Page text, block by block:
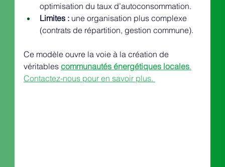
optimisation du taux d’autoconsommation.
Limites : une organisation plus complexe
(contrats de répartition, gestion commune).
Ce modèle ouvre la voie à la création de
véritables communautés énergétiques locales.
Contactez-nous pour en savoir plus.